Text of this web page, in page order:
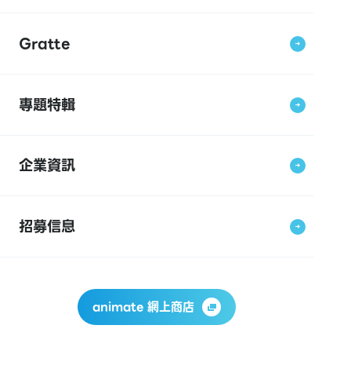
Gratte
專題特輯
企業資訊
招募信息
animate 網上商店